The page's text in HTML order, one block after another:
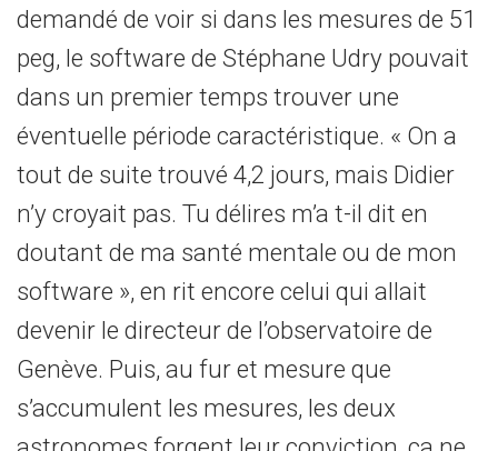
demandé de voir si dans les mesures de 51
peg, le software de Stéphane Udry pouvait
dans un premier temps trouver une
éventuelle période caractéristique. « On a
tout de suite trouvé 4,2 jours, mais Didier
n’y croyait pas. Tu délires m’a t-il dit en
doutant de ma santé mentale ou de mon
software », en rit encore celui qui allait
devenir le directeur de l’observatoire de
Genève. Puis, au fur et mesure que
s’accumulent les mesures, les deux